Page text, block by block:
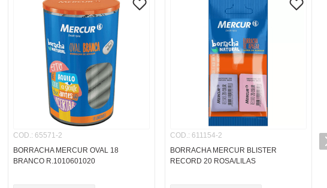
COD.: 65571-2
BORRACHA MERCUR OVAL 18
BRANCO R.1010601020
COD.: 611154-2
BORRACHA MERCUR BLISTER
RECORD 20 ROSA/LILAS